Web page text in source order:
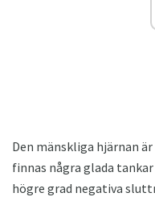
Den mänskliga hjärnan
finnas några glada
högre grad negativa